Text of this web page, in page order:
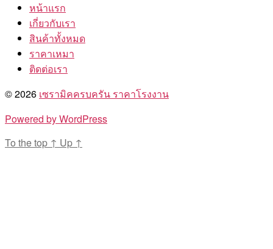
หน้าแรก
เกี่ยวกับเรา
สินค้าทั้งหมด
ราคาเหมา
ติดต่อเรา
© 2026 เซรามิคครบครัน ราคาโรงงาน
Powered by WordPress
To the top ↑ Up ↑